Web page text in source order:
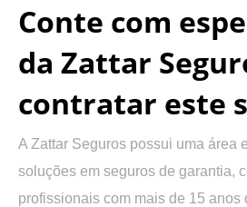
Conte com
da Zattar
contratar este
A Zattar Seguros possui uma área
soluções em seguros de garantia,
profissionais com mais de 15 anos